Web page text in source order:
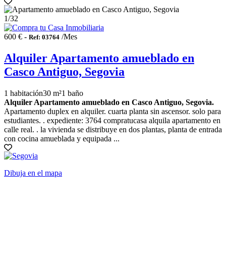
1/32
600 € - Ref: 03764 /Mes
Alquiler Apartamento amueblado en
Casco Antiguo, Segovia
1 habitación30 m²1 baño
Alquiler Apartamento amueblado en Casco Antiguo, Segovia.
Apartamento duplex en alquiler. cuarta planta sin ascensor. solo para
estudiantes. . expediente: 3764 compratucasa alquila apartamento en
calle real. . la vivienda se distribuye en dos plantas, planta de entrada
con cocina amueblada y equipada ...
Dibuja en el mapa